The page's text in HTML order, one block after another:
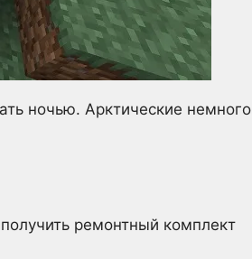
ночью. Арктические немного
ремонтный комплект